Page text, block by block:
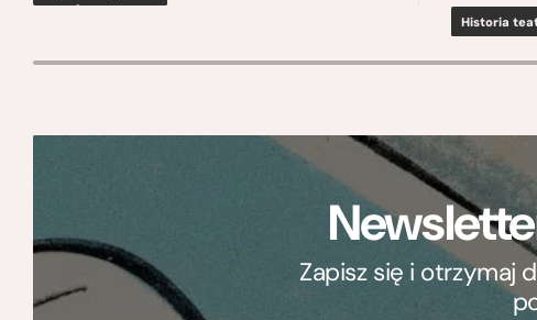
Historia
Zapisz się i otrzymaj